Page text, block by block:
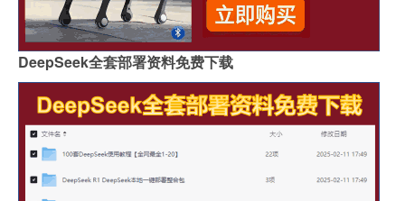
DeepSeek全套部署资料免费下载